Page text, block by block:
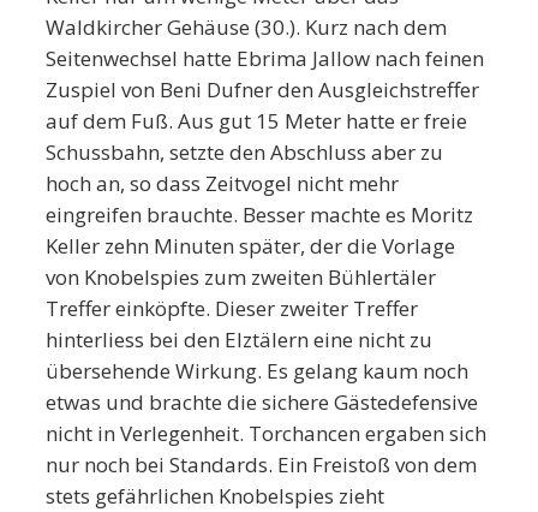
Waldkircher Gehäuse (30.). Kurz nach dem
Seitenwechsel hatte Ebrima Jallow nach feinen
Zuspiel von Beni Dufner den Ausgleichstreffer
auf dem Fuß. Aus gut 15 Meter hatte er freie
Schussbahn, setzte den Abschluss aber zu
hoch an, so dass Zeitvogel nicht mehr
eingreifen brauchte. Besser machte es Moritz
Keller zehn Minuten später, der die Vorlage
von Knobelspies zum zweiten Bühlertäler
Treffer einköpfte. Dieser zweiter Treffer
hinterliess bei den Elztälern eine nicht zu
übersehende Wirkung. Es gelang kaum noch
etwas und brachte die sichere Gästedefensive
nicht in Verlegenheit. Torchancen ergaben sich
nur noch bei Standards. Ein Freistoß von dem
stets gefährlichen Knobelspies zieht